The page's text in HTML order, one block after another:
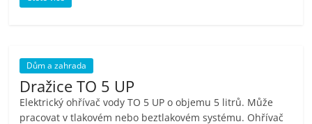
Dům a zahrada
Dražice TO 5 UP
Elektrický ohřívač vody TO 5 UP o objemu 5 litrů. Může
pracovat v tlakovém nebo beztlakovém systému. Ohřívač